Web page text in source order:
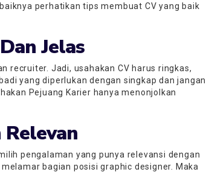
perhatikan tips membuat CV yang baik
Jelas
recruiter. Jadi, usahakan CV harus ringkas,
yang diperlukan dengan singkap dan jangan
Pejuang Karier hanya menonjolkan
pengalaman yang punya relevansi dengan
bagian posisi graphic designer. Maka